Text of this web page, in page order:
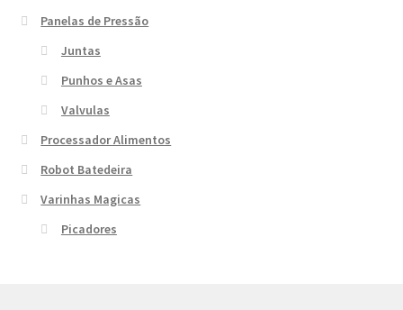
Panelas de Pressão
Juntas
Punhos e Asas
Valvulas
Processador Alimentos
Robot Batedeira
Varinhas Magicas
Picadores